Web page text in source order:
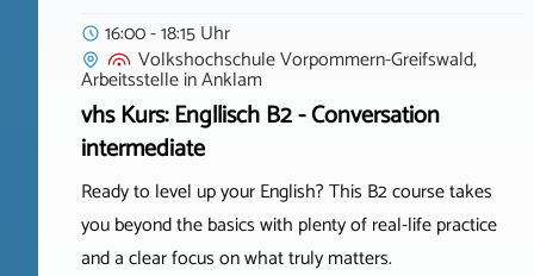
16:00 - 18:15 Uhr
Volkshochschule Vorpommern-Greifswald,
ArbeitsstelleinAnklam
vhs Kurs: Engllisch B2 - Conversation
intermediate
Ready to level up your English? This B2 course takes
you beyond the basics with plenty of real-life practice
and a clear focus on what truly matters.